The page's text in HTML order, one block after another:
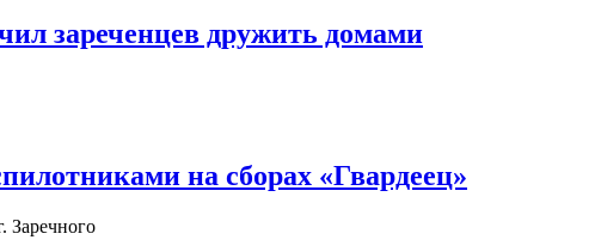
зареченцев дружить домами
на сборах «Гвардеец»
Заречного